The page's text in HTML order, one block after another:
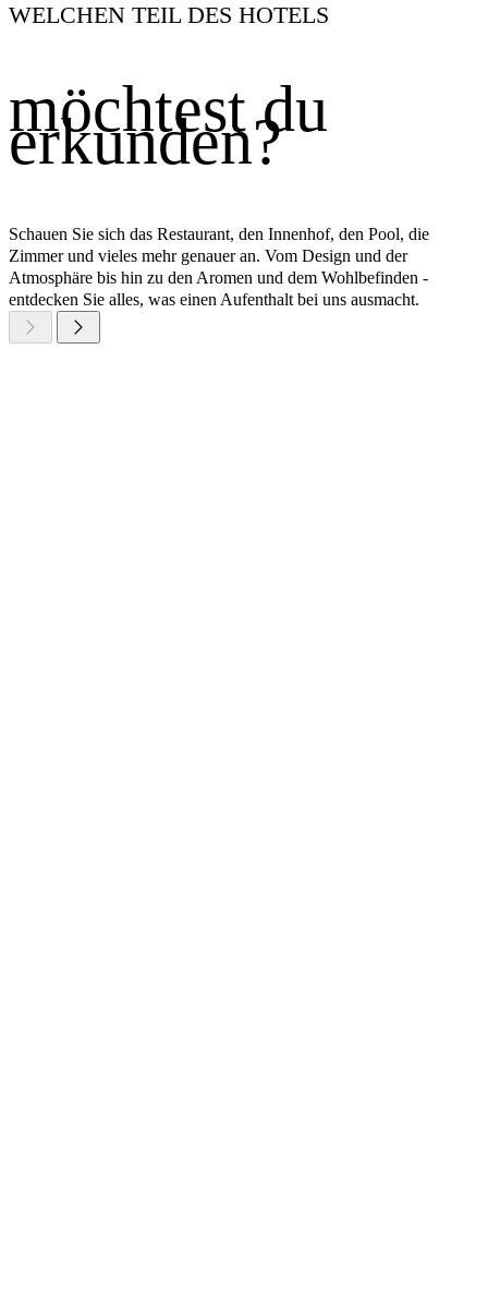
WELCHEN TEIL DES HOTELS
möchtest du
erkunden?
Schauen Sie sich das Restaurant, den Innenhof, den Pool, die
Zimmer und vieles mehr genauer an. Vom Design und der
Atmosphäre bis hin zu den Aromen und dem Wohlbefinden -
entdecken Sie alles, was einen Aufenthalt bei uns ausmacht.